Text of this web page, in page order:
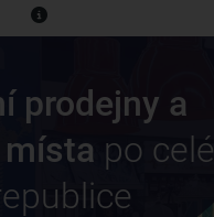
prodejny a
po celé